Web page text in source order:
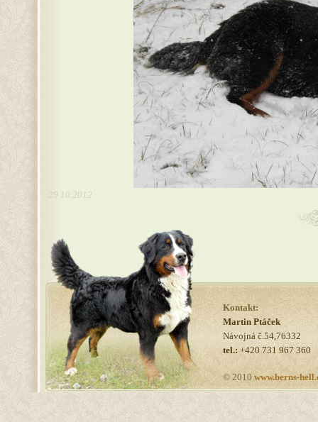
29.10.2012
Kontakt:
Martin Ptáček
Návojná č.54,76332
tel.: +420 731 967 360
© 2010 www.berns-